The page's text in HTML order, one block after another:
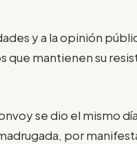
y a la opinión
mantienen su
se dio el mismo
por